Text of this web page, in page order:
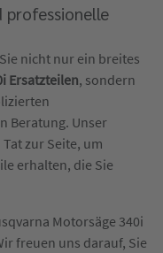
professionelle
nicht nur ein breites
Ersatzteilen, sondern
Beratung. Unser
zur Seite, um
erhalten, die Sie
Motorsäge 340i
freuen uns darauf, Sie